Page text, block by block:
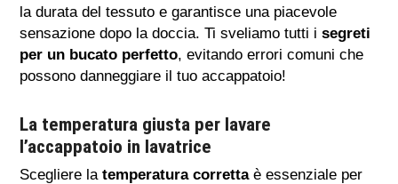
la durata del tessuto e garantisce una piacevole
sensazione dopo la doccia. Ti sveliamo tutti isegreti
per un bucato perfetto, evitando errori comuni che
possono danneggiare il tuo accappatoio!
La temperatura giusta per lavare
l’accappatoio in lavatrice
Scegliere latemperatura correttaè essenziale per